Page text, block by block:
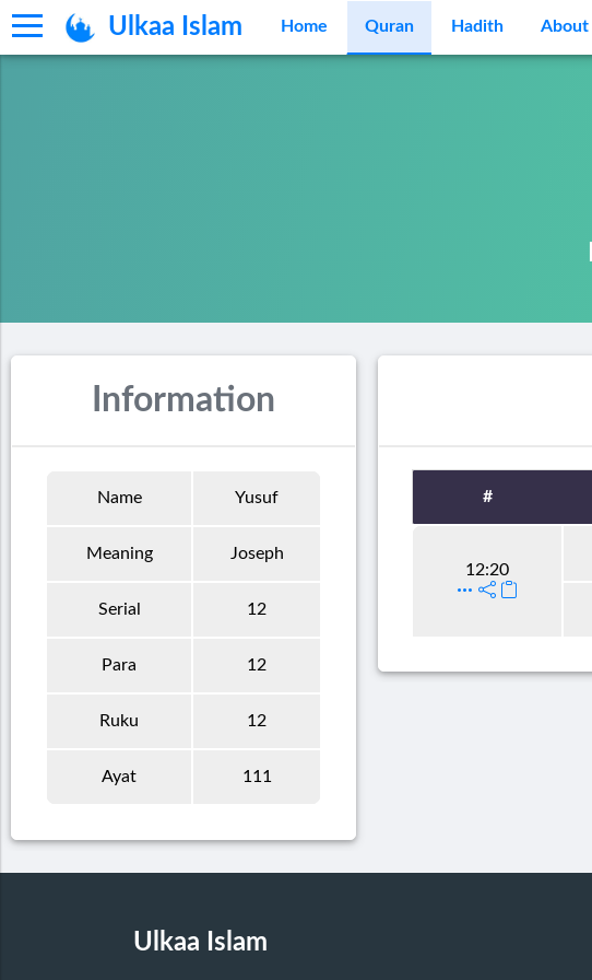
Ulkaa Islam Home Quran Hadith About
Information
Name Yusuf
Meaning Joseph
Serial 12
Para 12
Ruku 12
Ayat 111
#
12:20
Ulkaa Islam